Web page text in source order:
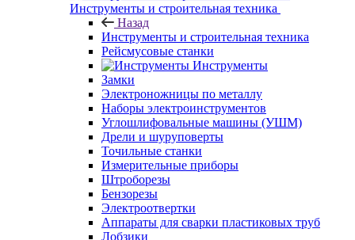
Инструменты и строительная техника
Назад
Инструменты и строительная техника
Рейсмусовые станки
Инструменты
Замки
Электроножницы по металлу
Наборы электроинструментов
Углошлифовальные машины (УШМ)
Дрели и шуруповерты
Точильные станки
Измерительные приборы
Штроборезы
Бензорезы
Электроотвертки
Аппараты для сварки пластиковых труб
Лобзики